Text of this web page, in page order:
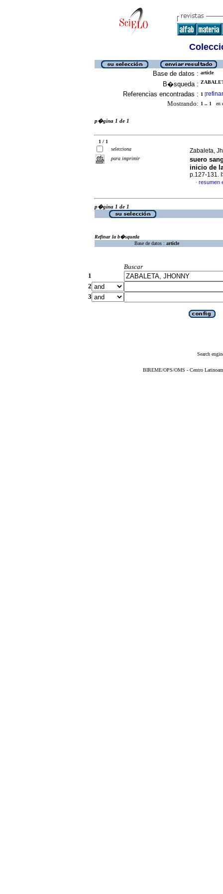
Base de datos : article
B�squeda :
Referencias encontradas : 1 [refinar
Mostrando: 1 .. 1 en
p�gina 1 de 1
1 / 1
selecciona
para imprimir
Zabaleta,
suero
inicio de
p.127-131.
· resumen
p�gina 1 de 1
Refinar la b�squeda
Base de datos : article
Buscar
1
2
3
Search
BIREME/OPS/OMS - Centro